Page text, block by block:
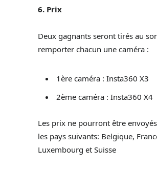
6. Prix
Deux gagnants seront tirés au
remporter chacun une caméra :
1ère caméra : Insta360 X3
2ème caméra : Insta360 X4
Les prix ne pourront être
les pays suivants: Belgique,
Luxembourg et Suisse